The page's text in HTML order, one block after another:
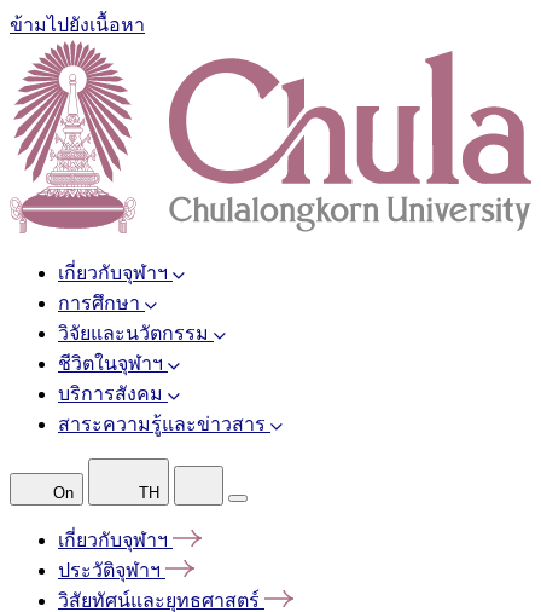
ข้ามไปยังเนื้อหา
เกี่ยวกับจุฬาฯ
การศึกษา
วิจัยและนวัตกรรม
ชีวิตในจุฬาฯ
บริการสังคม
สาระความรู้และข่าวสาร
On TH
เกี่ยวกับจุฬาฯ
ประวัติจุฬาฯ
วิสัยทัศน์และยุทธศาสตร์